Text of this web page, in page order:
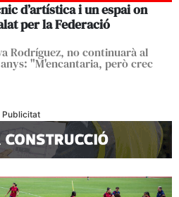
d’artística i un espai on
per la Federació
Rodríguez, no continuarà al
"M'encantaria, però crec
Publicitat